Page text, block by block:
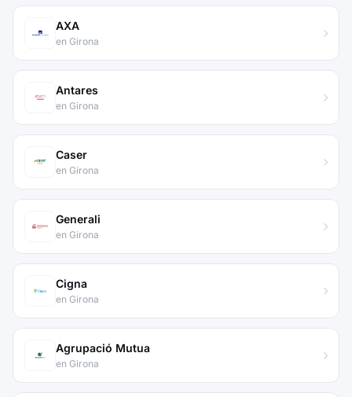
AXA
en Girona
Antares
en Girona
Caser
en Girona
Generali
en Girona
Cigna
en Girona
Agrupació Mutua
en Girona